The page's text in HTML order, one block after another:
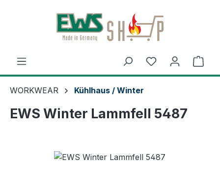
Zum Hauptinhalt springen
WORKWEAR Kühlhaus / Winter
EWS Winter Lammfell 5487